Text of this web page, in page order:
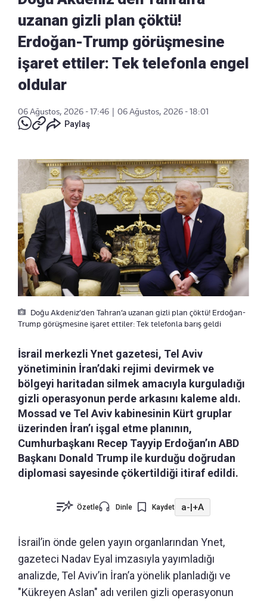
uzanan gizli plan çöktü!
Erdoğan-Trump görüşmesine
işaret ettiler: Tek telefonla engel
oldular
06 Ağustos, 2026 - 17:46
06 Ağustos, 2026 - 18:01
Paylaş
Doğu Akdeniz’den Tahran’a uzanan gizli plan çöktü! Erdoğan-
Trump görüşmesine işaret ettiler: Tek telefonla barış geldi
İsrail merkezli Ynet gazetesi, Tel Aviv
yönetiminin İran’daki rejimi devirmek ve
bölgeyi haritadan silmek amacıyla kurguladığı
gizli operasyonun perde arkasını kaleme aldı.
Mossad ve Tel Aviv kabinesinin Kürt gruplar
üzerinden İran’ı işgal etme planının,
Cumhurbaşkanı Recep Tayyip Erdoğan’ın ABD
Başkanı Donald Trump ile kurduğu doğrudan
diplomasi sayesinde çökertildiği itiraf edildi.
Özetle Dinle Kaydet a-|+A
İsrail’in önde gelen yayın organlarından Ynet,
gazeteci Nadav Eyal imzasıyla yayımladığı
analizde, Tel Aviv’in İran’a yönelik planladığı ve
"Kükreyen Aslan" adı verilen gizli operasyonun